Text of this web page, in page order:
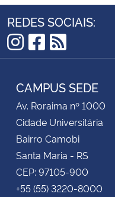
Controladoria-Geral da União
Secretaria-Geral
Secretaria de Governo
REDES SOCIAIS:
Instagram
Facebook
RSS
CAMPUS SEDE
Av. Roraima nº 1000
Cidade Universitária
Bairro Camobi
Santa Maria - RS
CEP: 97105-900
+55 (55) 3220-8000